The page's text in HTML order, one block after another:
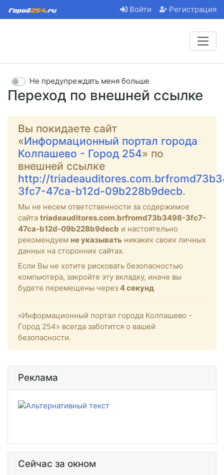
Войти Регистрация
Переход по внешней ссылке
Не предупреждать меня больше
Вы покидаете сайт
«Информационный портал города
Колпашево - Город 254» по
внешней ссылке
http://
3fc7-47ca-b12d-09b228b9decb.
Мы не несем ответственности за содержимое
сайта triadeauditores.com.brfromd73b3498-3fc7-
47ca-b12d-09b228b9decb и настоятельно
рекомендуем не указывать никаких своих личных
данных на сторонних сайтах.
Если Вы не хотите рисковать безопасностью
компьютера, закройте эту вкладку, иначе вы
будете перемещены через 4секунд
«Информационный портал города Колпашево -
Город 254» всегда заботится о вашей
безопасности.
Реклама
Сейчас за окном